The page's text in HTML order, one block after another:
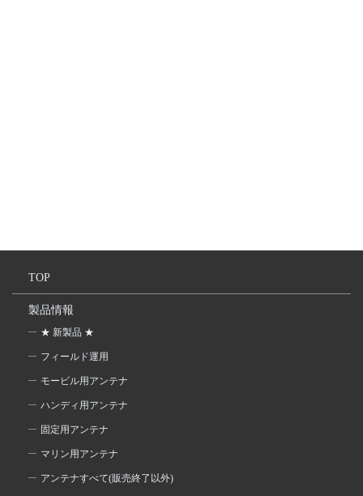
TOP
製品情報
★ 新製品 ★
フィールド運用
モービル用アンテナ
ハンディ用アンテナ
固定用アンテナ
マリン用アンテナ
アンテナすべて(販売終了以外)